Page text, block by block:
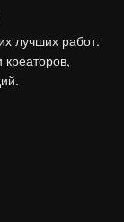
лучших работ.